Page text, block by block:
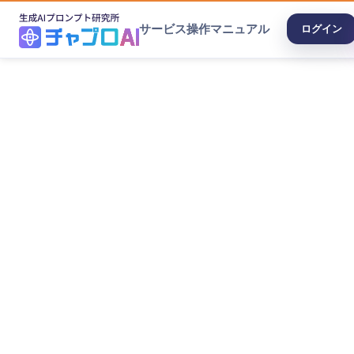
サービス操作マニュアル ログイン